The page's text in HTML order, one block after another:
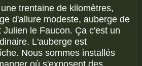
trentaine de kilomètres,
d'allure modeste, auberge de
Julien le Faucon. Ça c'est un
L'auberge est
Nous sommes installés